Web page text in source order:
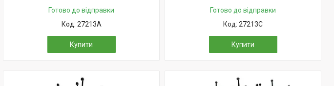
Готово до відправки
27213A
Купити
Готово до відправки
27213C
Купити